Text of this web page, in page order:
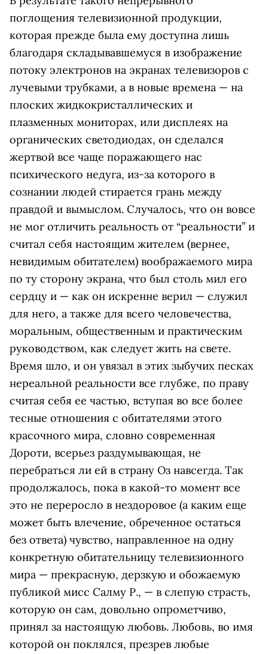
поглощения телевизионной продукции,
которая прежде была ему доступна лишь
благодаря складывавшемуся в изображение
потоку электронов на экранах телевизоров с
лучевыми трубками, а в новые времена — на
плоских жидкокристаллических и
плазменных мониторах, или дисплеях на
органических светодиодах, он сделался
жертвой все чаще поражающего нас
психического недуга, из-за которого в
сознании людей стирается грань между
правдой и вымыслом. Случалось, что он вовсе
не мог отличить реальность от “реальности” и
считал себя настоящим жителем (вернее,
невидимым обитателем) воображаемого мира
по ту сторону экрана, что был столь мил его
сердцу и — как он искренне верил — служил
для него, а также для всего человечества,
моральным, общественным и практическим
руководством, как следует жить на свете.
Время шло, и он увязал в этих зыбучих песках
нереальной реальности все глубже, по праву
считая себя ее частью, вступая во все более
тесные отношения с обитателями этого
красочного мира, словно современная
Дороти, всерьез раздумывающая, не
перебраться ли ей в страну Оз навсегда. Так
продолжалось, пока в какой-то момент все
это не переросло в нездоровое (а каким еще
может быть влечение, обреченное остаться
без ответа) чувство, направленное на одну
конкретную обитательницу телевизионного
мира — прекрасную, дерзкую и обожаемую
публикой мисс Салму Р., — в слепую страсть,
которую он сам, довольно опрометчиво,
принял за настоящую любовь. Любовь, во имя
которой он поклялся, презрев любые